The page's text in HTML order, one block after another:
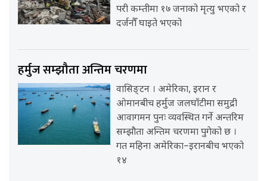
परी कम्तीमा १७ जनाको मृत्यु भएको र
दर्जनौँ घाइते भएको
हर्मुज सम्झौता अन्तिम चरणमा
वासिङ्टन । अमेरिका, इरान र
ओमानबीच हर्मुज जलघाँटीमा समुद्री
आवागमन पुनः व्यवस्थित गर्ने अन्तरिम
सम्झौता अन्तिम चरणमा पुगेको छ ।
गत महिना अमेरिका–इरानबीच भएको
१४